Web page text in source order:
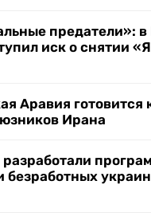
предатели»:
иск о снятии
Аравия готовится
Ирана
безработных